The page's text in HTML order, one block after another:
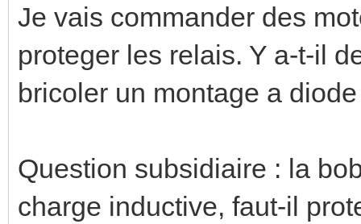
Je vais commander des
proteger les relais. Y a-t-il
bricoler un montage a
Question subsidiaire : la
charge inductive, faut-il